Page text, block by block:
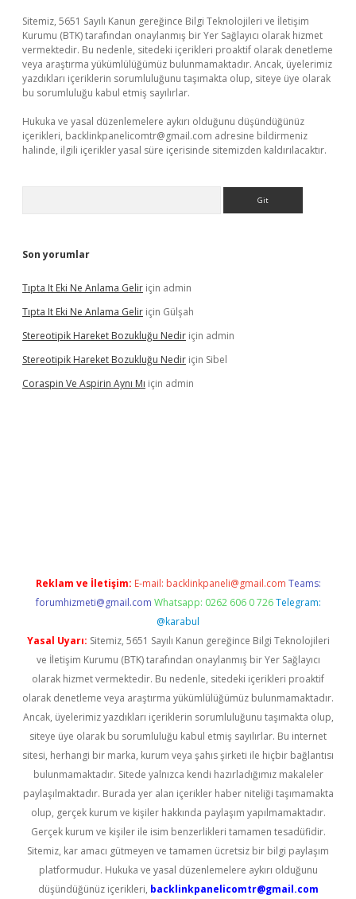
Sitemiz, 5651 Sayılı Kanun gereğince Bilgi Teknolojileri ve İletişim
Kurumu (BTK) tarafından onaylanmış bir Yer Sağlayıcı olarak hizmet
vermektedir. Bu nedenle, sitedeki içerikleri proaktif olarak denetleme
veya araştırma yükümlülüğümüz bulunmamaktadır. Ancak, üyelerimiz
yazdıkları içeriklerin sorumluluğunu taşımakta olup, siteye üye olarak
bu sorumluluğu kabul etmiş sayılırlar.
Hukuka ve yasal düzenlemelere aykırı olduğunu düşündüğünüz
içerikleri, backlinkpanelicomtr@gmail.com adresine bildirmeniz
halinde, ilgili içerikler yasal süre içerisinde sitemizden kaldırılacaktır.
Son yorumlar
Tıpta It Eki Ne Anlama Gelir için admin
Tıpta It Eki Ne Anlama Gelir için Gülşah
Stereotipik Hareket Bozukluğu Nedir için admin
Stereotipik Hareket Bozukluğu Nedir için Sibel
Coraspin Ve Aspirin Aynı Mı için admin
Reklam ve İletişim: E-mail: backlinkpaneli@gmail.com Teams:
forumhizmeti@gmail.com Whatsapp: 0262 606 0 726 Telegram:
@karabul
Yasal Uyarı: Sitemiz, 5651 Sayılı Kanun gereğince Bilgi Teknolojileri
ve İletişim Kurumu (BTK) tarafından onaylanmış bir Yer Sağlayıcı
olarak hizmet vermektedir. Bu nedenle, sitedeki içerikleri proaktif
olarak denetleme veya araştırma yükümlülüğümüz bulunmamaktadır.
Ancak, üyelerimiz yazdıkları içeriklerin sorumluluğunu taşımakta olup,
siteye üye olarak bu sorumluluğu kabul etmiş sayılırlar. Bu internet
sitesi, herhangi bir marka, kurum veya şahıs şirketi ile hiçbir bağlantısı
bulunmamaktadır. Sitede yalnızca kendi hazırladığımız makaleler
paylaşılmaktadır. Burada yer alan içerikler haber niteliği taşımamakta
olup, gerçek kurum ve kişiler hakkında paylaşım yapılmamaktadır.
Gerçek kurum ve kişiler ile isim benzerlikleri tamamen tesadüfidir.
Sitemiz, kar amacı gütmeyen ve tamamen ücretsiz bir bilgi paylaşım
platformudur. Hukuka ve yasal düzenlemelere aykırı olduğunu
düşündüğünüz içerikleri, backlinkpanelicomtr@gmail.com